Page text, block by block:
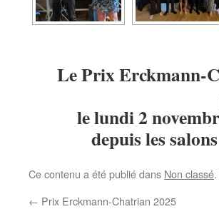
Le Prix Erckmann-
le lundi 2
depuis les
Ce contenu a été publié dans Non classé
← Prix Erckmann-Chatrian 2025